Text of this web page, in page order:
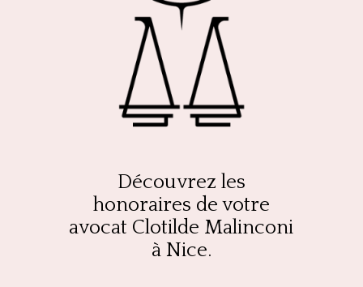
Découvrez les
honoraires de votre
avocat Clotilde Malinconi
à Nice.